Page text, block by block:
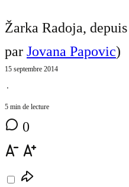
Žarka Radoja,
par Jovana Papovic)
15 septembre 2014
⋅
5 min de lecture
0